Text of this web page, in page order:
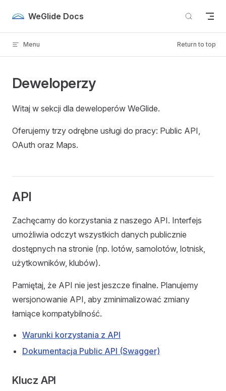
Skip to content
WeGlide Docs
Menu Return to top
Deweloperzy
Witaj w sekcji dla deweloperów WeGlide.
Oferujemy trzy odrębne usługi do pracy: Public API,
OAuth oraz Maps.
API
Zachęcamy do korzystania z naszego API. Interfejs
umożliwia odczyt wszystkich danych publicznie
dostępnych na stronie (np. lotów, samolotów, lotnisk,
użytkowników, klubów).
Pamiętaj, że API nie jest jeszcze finalne. Planujemy
wersjonowanie API, aby zminimalizować zmiany
łamiące kompatybilność.
Warunki korzystania z API
Dokumentacja Public API (Swagger)
Klucz API